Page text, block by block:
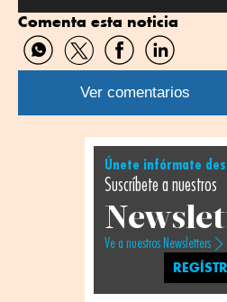
Comenta esta noticia
Compartir
por
WhatsApp
Compartir
por
Twitter
Compartir
por
Facebook
Compartir
por
Linkedin
Ver comentarios
Únete infórmate
Suscríbete a nuestros
Ve a nuestros Newsletters